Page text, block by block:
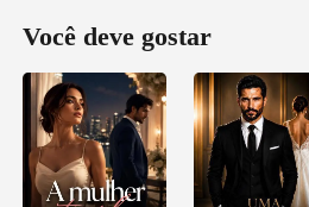
Você deve gostar